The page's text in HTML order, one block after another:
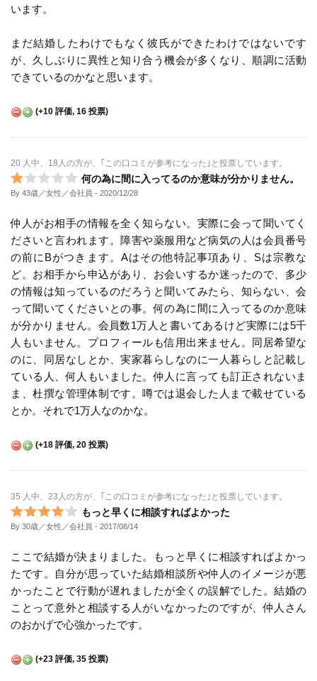
います。
まだ結婚したわけでもなく彼氏ができたわけではないです
が、久しぶりに異性と知り合う機会が多くなり、順調に活動
できているのかなと思います。
(+10 評価, 16 投票)
20 人中、18人の方が、｢この口コミが参考になった｣と投票しています。
何の為に間に入ってるのか意味が分かりません。
By 43歳／女性／会社員 - 2020/12/28
仲人がお相手の情報を全く知らない。実際に会って聞いてく
ださいと言われます。障害や薬服用など病気の人は会員番号
の前にBがつきます。Aはその他特記事項あり、Sは宗教な
ど。お相手から申込があり、お会いするか迷ったので、多少
の情報は知っているのだろうと聞いてみたら、知らない、会
って聞いてくださいとの事。何の為に間に入ってるのか意味
が分かりません。会員数1万人と書いてあるけど実際には5千
人もいません。プロフィールも信用出来ません。同居希望な
のに、同居なしとか、実家暮らしなのに一人暮らしと記載し
ている人、何人もいました。仲人に言っても訂正されないま
ま、杜撰な管理体制です。噂では退会した人まで載せている
とか。それで1万人なのかな。
(+18 評価, 20 投票)
35 人中、23人の方が、｢この口コミが参考になった｣と投票しています。
もっと早くに相談すればよかった
By 30歳／女性／会社員 - 2017/08/14
ここで結婚が決まりました。もっと早くに相談すればよかっ
たです。自分が思っていた結婚相談所や仲人のイメージが悪
かったことで行動が遅れましたが全くの誤解でした。結婚の
ことって意外と相談する人がいなかったのですが、仲人さん
のおかげで心強かったです。
(+23 評価, 35 投票)